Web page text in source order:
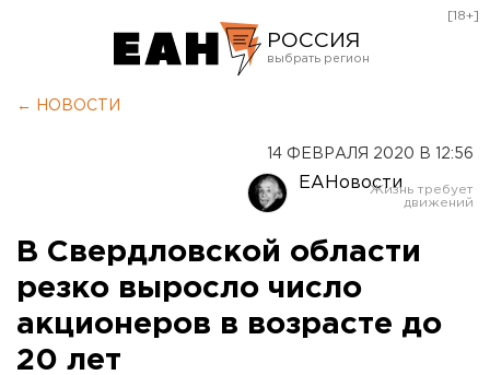
РОССИЯ
Оренбург
[18+]
← НОВОСТИ
14 ФЕВРАЛЯ 2020 В 12:56
ЕАНовости
В Свердловской области
резко выросло число
акционеров в возрасте до
20 лет